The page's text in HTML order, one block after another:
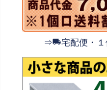
⇒ 宅配便・